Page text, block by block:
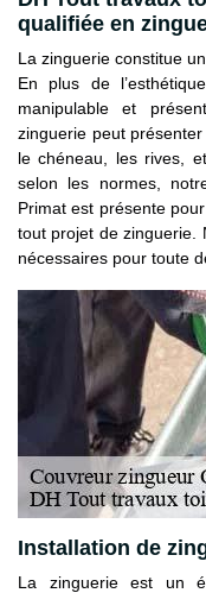
qualifiée en
La zinguerie constitue
En plus de
manipulable et
zinguerie peut
le chéneau, les rives,
selon les normes,
Primat est présente
tout projet de zinguerie.
nécessaires pour toute
Installation de
La zinguerie est un